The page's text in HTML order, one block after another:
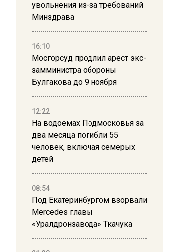
увольнения из-за требований
Минздрава
16:10
Мосгорсуд продлил арест экс-
замминистра обороны
Булгакова до 9 ноября
12:22
На водоемах Подмосковья за
два месяца погибли 55
человек, включая семерых
детей
08:54
Под Екатеринбургом взорвали
Mercedes главы
«Уралдронзавода» Ткачука